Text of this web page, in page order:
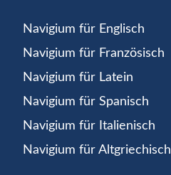
Navigium für Englisch
Navigium für Französisch
Navigium für Latein
Navigium für Spanisch
Navigium für Italienisch
Navigium für Altgriechisch